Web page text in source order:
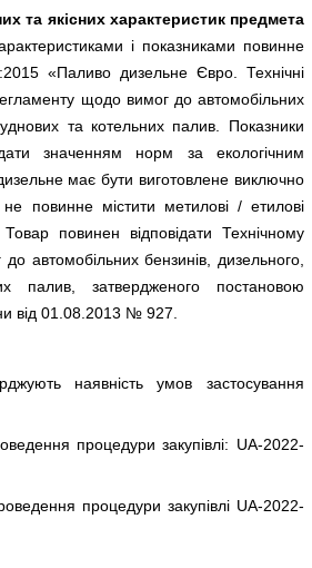
та якісних характеристик предмета
і показниками повинне
«Паливо дизельне Євро. Технічні
щодо вимог до автомобільних
та котельних палив. Показники
значенням норм за екологічним
має бути виготовлене виключно
повинне містити метилові / етилові
повинен відповідати Технічному
автомобільних бензинів, дизельного,
палив, затвердженого постановою
від 01.08.2013 № 927.
наявність умов застосування
процедури закупівлі: UA-2022-
процедури закупівлі UA-2022-